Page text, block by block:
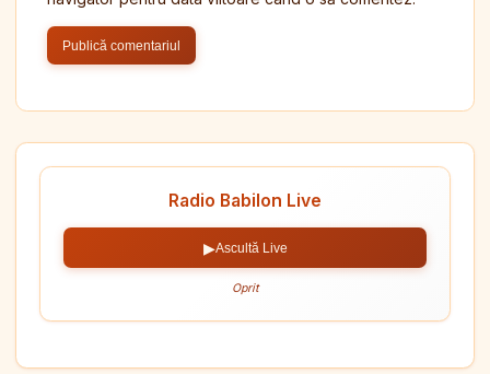
Radio Babilon Live
▶Ascultă Live
Oprit